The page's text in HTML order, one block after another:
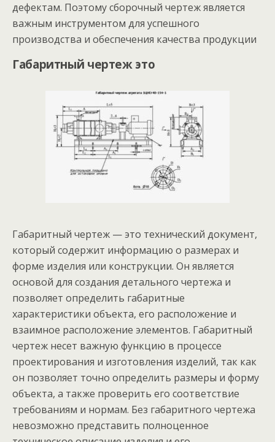
дефектам. Поэтому сборочный чертеж является
важным инструментом для успешного
производства и обеспечения качества продукции
Габаритный чертеж это
Габаритный чертеж — это технический документ,
который содержит информацию о размерах и
форме изделия или конструкции. Он является
основой для создания детального чертежа и
позволяет определить габаритные
характеристики объекта, его расположение и
взаимное расположение элементов. Габаритный
чертеж несет важную функцию в процессе
проектирования и изготовления изделий, так как
он позволяет точно определить размеры и форму
объекта, а также проверить его соответствие
требованиям и нормам. Без габаритного чертежа
невозможно представить полноценное